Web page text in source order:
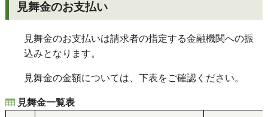
見舞金のお支払い
見舞金のお支払いは請求者の指定する金融機関への振
込みとなります。
見舞金の金額については、下表をご確認ください。
見舞金一覧表